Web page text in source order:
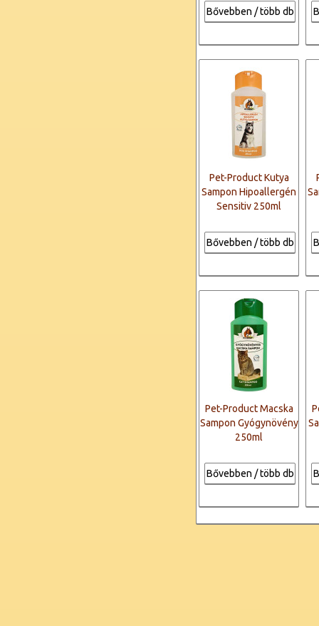
Bővebben / több db
Pet-Product Kutya
Sampon Hipoallergén
Sensitiv 250ml
Bővebben / több db
Pet-Product Macska
Sampon Gyógynövény
250ml
Bővebben / több db